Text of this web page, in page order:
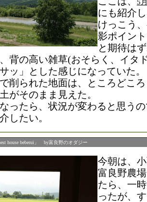
5
にも紹介
けっこう
影ポイン
と期待は
背の高い雑草(おそらく、イタ
ッ」とした感じになっていた。
削られた地面は、ところどこ
がそのまま見えた。
ったら、状況が変わると思う
したい。
house beberui」 by富良野のオダジー
今朝は、
富良野農
たら、一
ったが、